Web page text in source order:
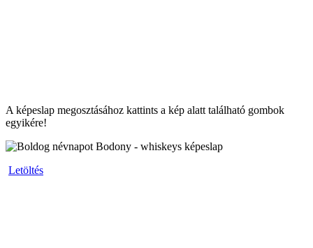
A képeslap megosztásához kattints a kép alatt található gombok
egyikére!
Letöltés